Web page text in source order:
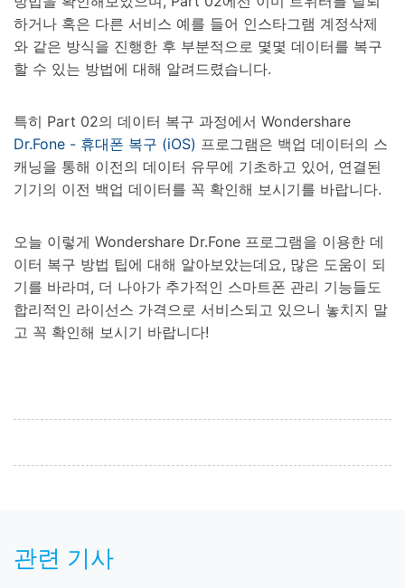
하거나 혹은 다른 서비스 예를 들어 인스타그램 계정삭제
와 같은 방식을 진행한 후 부분적으로 몇몇 데이터를 복구
할 수 있는 방법에 대해 알려드렸습니다.
특히 Part 02의 데이터 복구 과정에서 Wondershare
Dr.Fone - 휴대폰 복구 (iOS) 프로그램은 백업 데이터의 스
캐닝을 통해 이전의 데이터 유무에 기초하고 있어, 연결된
기기의 이전 백업 데이터를 꼭 확인해 보시기를 바랍니다.
오늘 이렇게 Wondershare Dr.Fone 프로그램을 이용한 데
이터 복구 방법 팁에 대해 알아보았는데요, 많은 도움이 되
기를 바라며, 더 나아가 추가적인 스마트폰 관리 기능들도
합리적인 라이선스 가격으로 서비스되고 있으니 놓치지 말
고 꼭 확인해 보시기 바랍니다!
관련 기사